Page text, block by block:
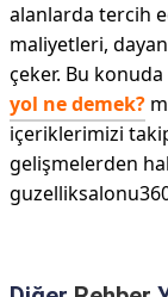
alanlarda tercih
maliyetleri,
çeker. Bu
yol ne demek?
içeriklerimizi
gelişmelerden